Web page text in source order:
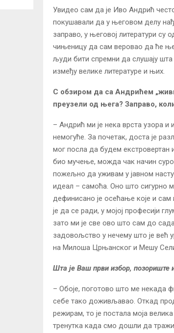
Увидео сам да је Иво Андрић
покушавали да у његовом делу
заправо, у његовој литератури
чињеницу да сам веровао да ће
људи бити спремни да слушају
између велике литературе и њих.
С обзиром да са Андрићем
преузели од њега? Заправо,
– Андрић ми је нека врста узора
немогуће. За почетак, доста је
мог посла да будем екстровертан
био мучење, можда чак начин
пожељно да уживам у јавном
идеал – самоћа. Оно што сигурно
дефинисано је осећање које и
је да се ради, у мојој професији
зато ми је све ово што сам до
задовољство у нечему што је већ
на Милоша Црњанског и Мешу
Шта је Ваш први избор, позориште
– Обоје, поготово што ме некада
себе тако доживљавао. Откад
режирам, то је постала моја
тренутка када смо дошли да